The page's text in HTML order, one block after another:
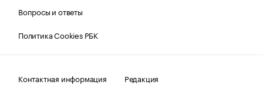
Вопросы и ответы
Политика Cookies РБК
Контактная информация
Редакция